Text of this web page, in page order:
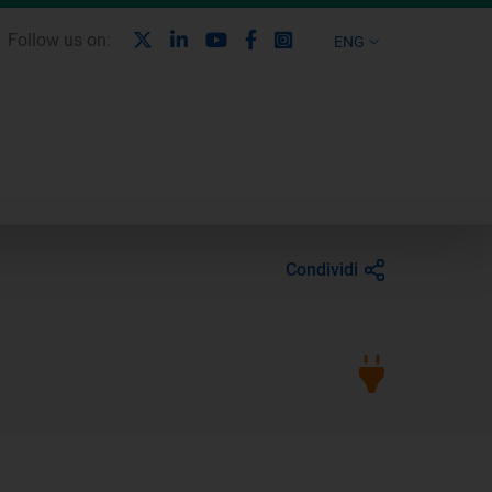
ENG
Follow us on: LinkedinYoutubeFacebook
Instagram
Condividi